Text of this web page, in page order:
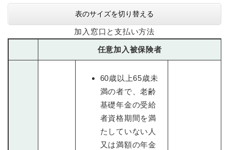
表のサイズを切り替える
加入窓口と支払い方法
任意加入被保険者
60歳以上65歳未
満の者で、老齢
基礎年金の受給
者資格期間を満
たしていない人
又は満額の年金